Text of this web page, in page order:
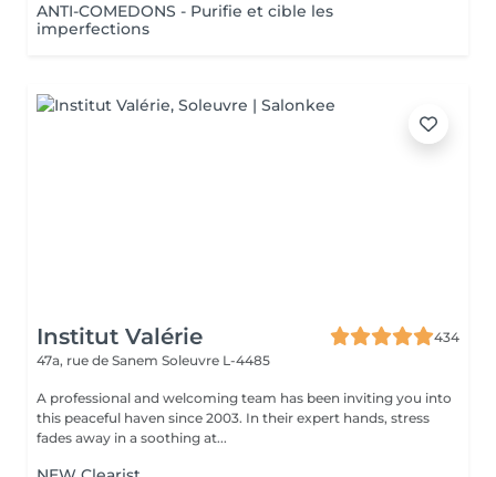
ANTI-COMEDONS - Purifie et cible les
imperfections
Institut Valérie
434
47a, rue de Sanem Soleuvre L-4485
A professional and welcoming team has been inviting you into
this peaceful haven since 2003. In their expert hands, stress
fades away in a soothing at...